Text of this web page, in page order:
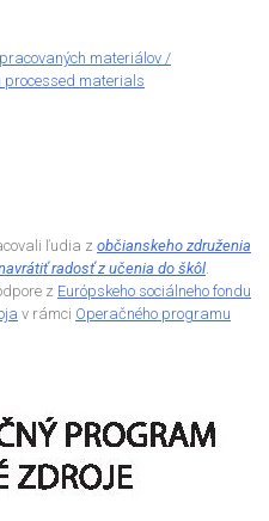
materiálov /
materials
ľudia z občianskeho združenia
radosť z učenia do škôl.
z Európskeho sociálneho fondu
v rámci Operačného programu